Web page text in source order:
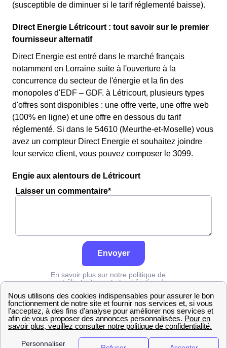
(susceptible de diminuer si le tarif réglementé baisse).
Direct Energie Létricourt : tout savoir sur le premier
fournisseur alternatif
Direct Energie est entré dans le marché français
notamment en Lorraine suite à l'ouverture à la
concurrence du secteur de l'énergie et la fin des
monopoles d'EDF – GDF. à Létricourt, plusieurs types
d'offres sont disponibles : une offre verte, une offre web
(100% en ligne) et une offre en dessous du tarif
réglementé. Si dans le 54610 (Meurthe-et-Moselle) vous
avez un compteur Direct Energie et souhaitez joindre
leur service client, vous pouvez composer le 3099.
Engie aux alentours de Létricourt
Laisser un commentaire*
Envoyer
En savoir plus sur notre politique de
contrôle, traitement et publication des
Engie Meurthe-et-Moselle Létricourt